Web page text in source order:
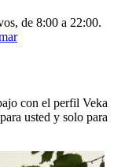
de 8:00 a 22:00.
con el perfil Veka
usted y solo para